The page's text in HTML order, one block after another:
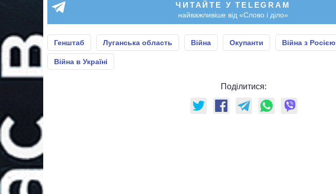
ЧИТАЙТЕ У TELEGRAM
найважливіше від «Слово і діло»
Генштаб Луганська область Війна Окупанти Війна з Росією
Війна в Україні
Поділитися: